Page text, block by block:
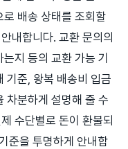
배송 상태를 조회할
내합니다. 교환 문의의
지 등의 교환 가능 기
기준, 왕복 배송비 입금
차분하게 설명해 줄 수
수단별로 돈이 환불되
준을 투명하게 안내합